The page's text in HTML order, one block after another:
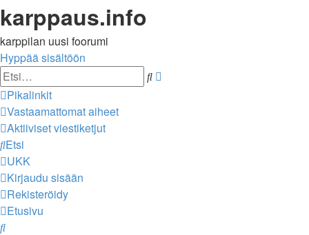
karppaus.info
karppilan uusi foorumi
Hyppää sisältöön
Etsi
Pikalinkit
Vastaamattomat aiheet
Aktiiviset viestiketjut
Etsi
UKK
Kirjaudu sisään
Rekisteröidy
Etusivu
Etsi